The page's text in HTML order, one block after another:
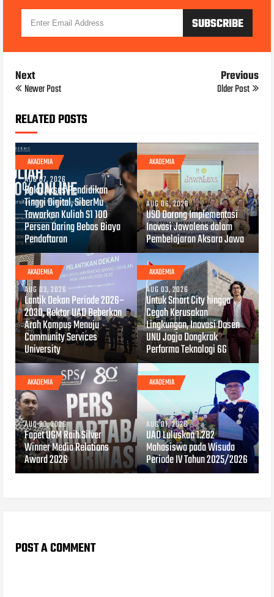
Next
Newer Post
Previous
Older Post
RELATED POSTS
AKADEMIA
AUG 07, 2026
Buka Akses Pendidikan
Tinggi Digital, SiberMu
Tawarkan Kuliah S1 100
Persen Daring Bebas Biaya
Pendaftaran
AKADEMIA
AUG 06, 2026
USD Dorong Implementasi
Inovasi Jawalens dalam
Pembelajaran Aksara Jawa
AKADEMIA
AUG 03, 2026
Lantik Dekan Periode 2026–
2030, Rektor UAD Beberkan
Arah Kampus Menuju
Community Services
University
AKADEMIA
AUG 03, 2026
Untuk Smart City hingga
Cegah Kerusakan
Lingkungan, Inovasi Dosen
UNU Jogja Dongkrak
Performa Teknologi 6G
AKADEMIA
AUG 03, 2026
Fapet UGM Raih Silver
Winner Media Relations
Award 2026
AKADEMIA
AUG 01, 2026
UAD Luluskan 1.282
Mahasiswa pada Wisuda
Periode IV Tahun 2025/2026
POST A COMMENT